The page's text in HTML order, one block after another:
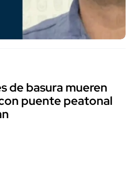
de basura mueren
puente peatonal